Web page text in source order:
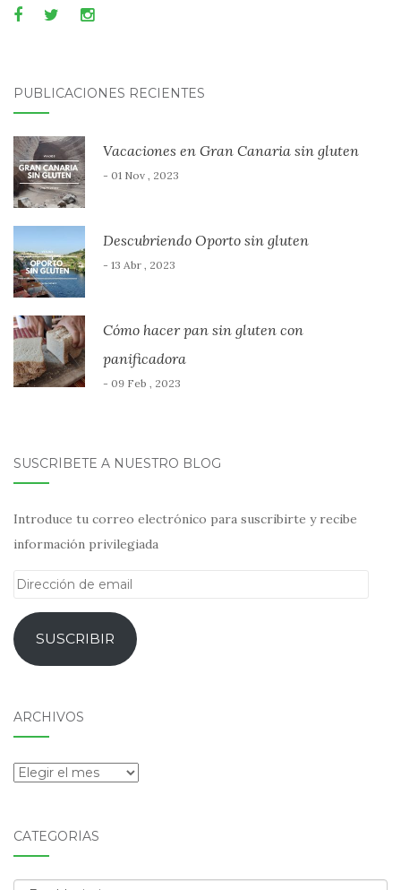
PUBLICACIONES RECIENTES
Vacaciones en Gran Canaria sin gluten
- 01 Nov , 2023
Descubriendo Oporto sin gluten
- 13 Abr , 2023
Cómo hacer pan sin gluten con
panificadora
- 09 Feb , 2023
SUSCRÍBETE A NUESTRO BLOG
Introduce tu correo electrónico para suscribirte y recibe
información privilegiada
Dirección
emailSUSCRIBIR
ARCHIVOS
Archivos
CATEGORÍAS